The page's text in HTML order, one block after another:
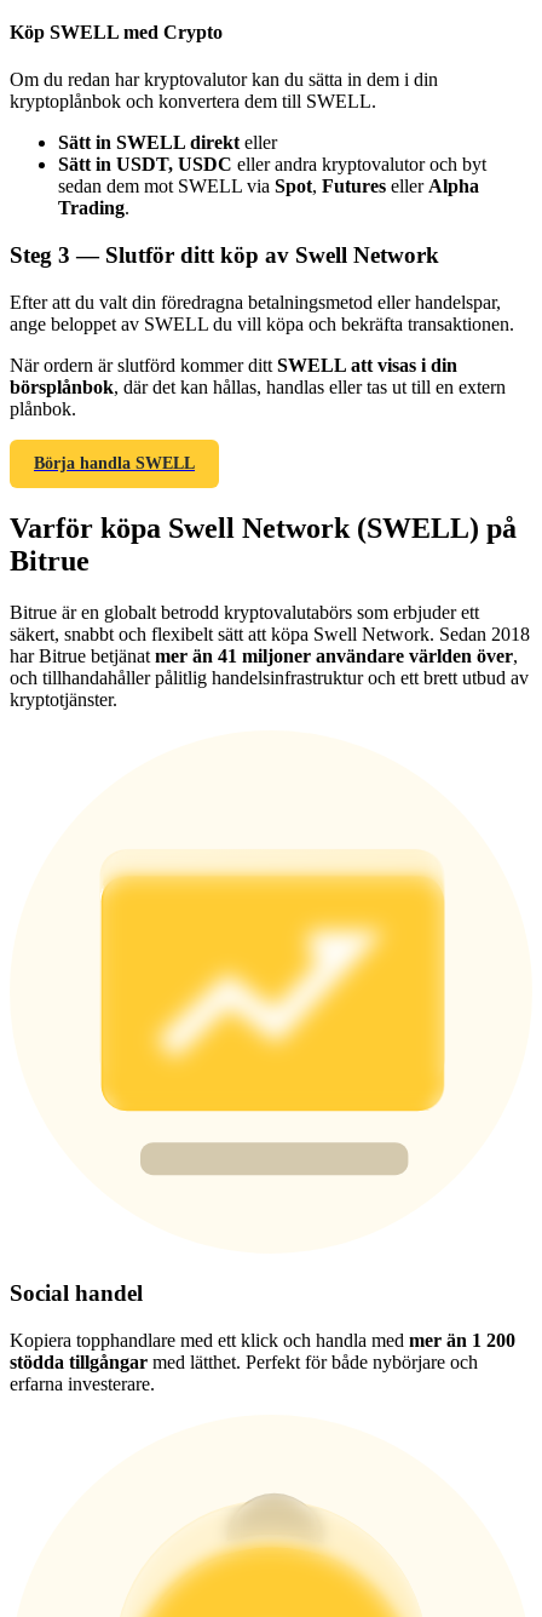
Bitrue Affiliates
Upp till 65% provision!
Hänvisning
Bjud in en vän för att få kontantbelöningar
BTC Welcome Rewards
Deposit & Trade BTC to Share 25000 USDT prize pool!
Share 500000 CASHCAT prize pool
Exclusive for BitMart Users
Register & Trade to Win 500,000 USDT
Trade Gold & Silver · 33,333 USDT Bonus
USDT New User Exclusive 10% APR
BTC New User Exclusive: 6.5% APR
BTC Flexible Staking | Daily Rewards
Köp SWELL med Crypto
Om du redan har kryptovalutor kan du sätta in dem i din
kryptoplånbok och konvertera dem till SWELL.
Sätt in SWELL direkteller
Sätt in USDT, USDC eller andra kryptovalutor och byt
sedan dem mot SWELL via Spot, Futures ellerAlpha
Trading.
Steg 3 — Slutför ditt köp av Swell Network
Efter att du valt din föredragna betalningsmetod eller handelspar,
ange beloppet av SWELL du vill köpa och bekräfta transaktionen.
När ordern är slutförd kommer ditt SWELL att visas i din
börsplånbok, där det kan hållas, handlas eller tas ut till en extern
plånbok.
Börja handla SWELL
Varför köpa Swell Network (SWELL) på
Bitrue
Bitrue är en globalt betrodd kryptovalutabörs som erbjuder ett
säkert, snabbt och flexibelt sätt att köpa Swell Network. Sedan 2018
har Bitrue betjänat mer än 41 miljoner användare världen över,
och tillhandahåller pålitlig handelsinfrastruktur och ett brett utbud av
kryptotjänster.
Social handel
Kopiera topphandlare med ett klick och handla med mer än 1 200
stödda tillgångar med lätthet. Perfekt för både nybörjare och
erfarna investerare.